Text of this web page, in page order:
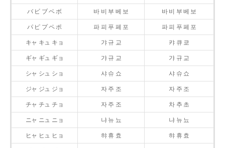
バ ビ ブ ベ ボ 바 비 부 베 보 바 비 부 베 보
パ ピ プ ペ ポ 파 피 푸 페 포 파 피 푸 페 포
キャ キュ キョ 갸 규 교 캬 큐 쿄
ギャ ギュ ギョ 갸 규 교 갸 규 교
シャ シュ ショ 샤 슈 쇼 샤 슈 쇼
ジャ ジュ ジョ 자 주 조 자 주 조
チャ チュ チョ 자 주 조 차 추 초
ニャ ニュ ニョ 냐 뉴 뇨 냐 뉴 뇨
ヒャ ヒュ ヒョ 햐 휴 효 햐 휴 효